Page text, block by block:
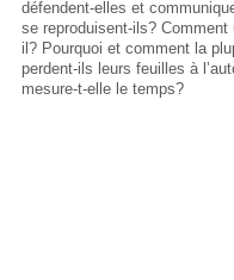
défendent-elles et
se reproduisent-ils?
il? Pourquoi et comment la
perdent-ils leurs feuilles à
mesure-t-elle le temps?